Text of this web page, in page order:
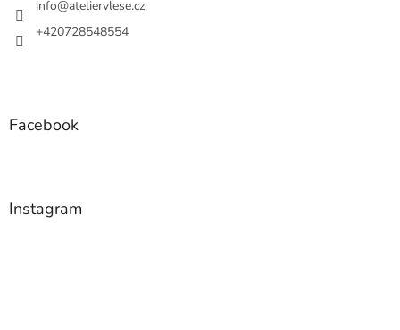
info@ateliervlese.cz
+420728548554
Facebook
Instagram